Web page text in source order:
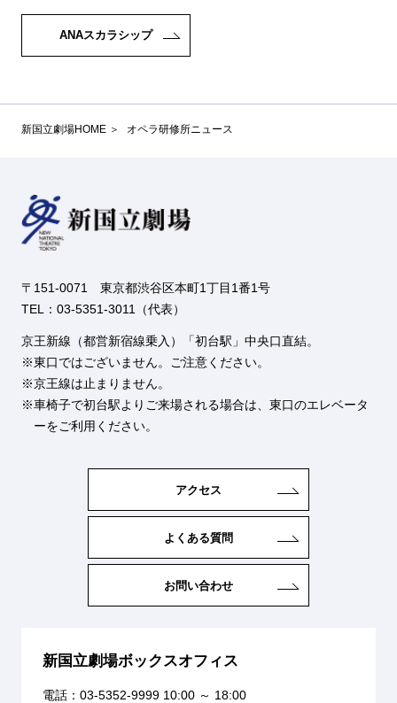
ANAスカラシップ
新国立劇場HOME オペラ研修所ニュース
〒151-0071 東京都渋谷区本町1丁目1番1号
TEL：03-5351-3011（代表）
京王新線（都営新宿線乗入）「初台駅」中央口直結。
東口ではございません。ご注意ください。
京王線は止まりません。
車椅子で初台駅よりご来場される場合は、東口のエレベータ
ーをご利用ください。
アクセス
よくある質問
お問い合わせ
新国立劇場ボックスオフィス
電話： 03-5352-999910:00 ～ 18:00